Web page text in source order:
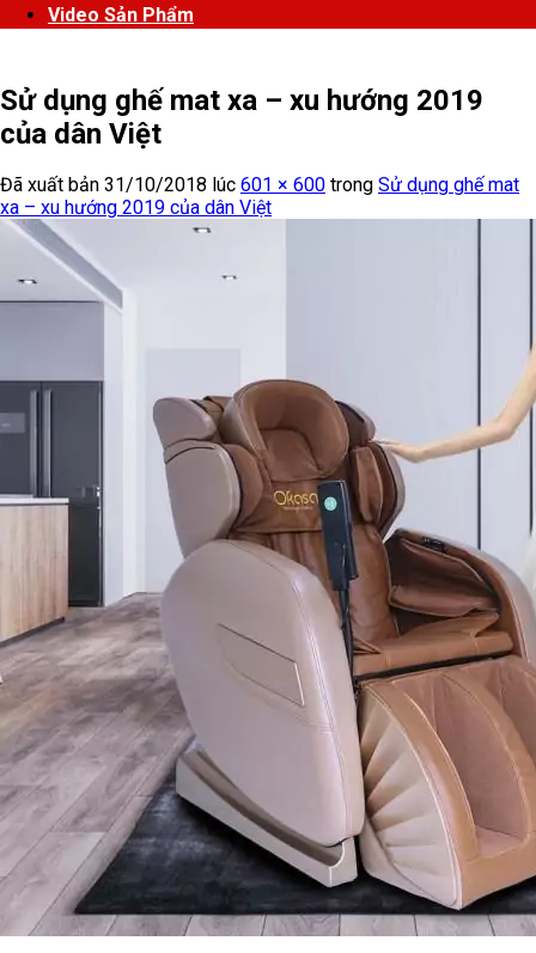
Video Sản Phẩm
Sử dụng ghế mat xa – xu hướng 2019
của dân Việt
Đã xuất bản 31/10/2018 lúc 601 × 600 trong Sử dụng ghế mat
xa – xu hướng 2019 của dân Việt